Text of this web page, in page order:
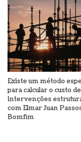
Existe um método
para calcular o custo de
intervenções
com Elmar Juan
Bomfim